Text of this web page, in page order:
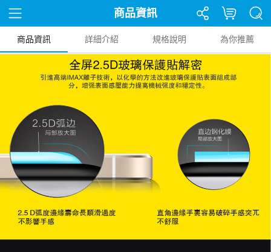
商品資訊
商品資訊 詳細介紹 規格說明 為你推薦